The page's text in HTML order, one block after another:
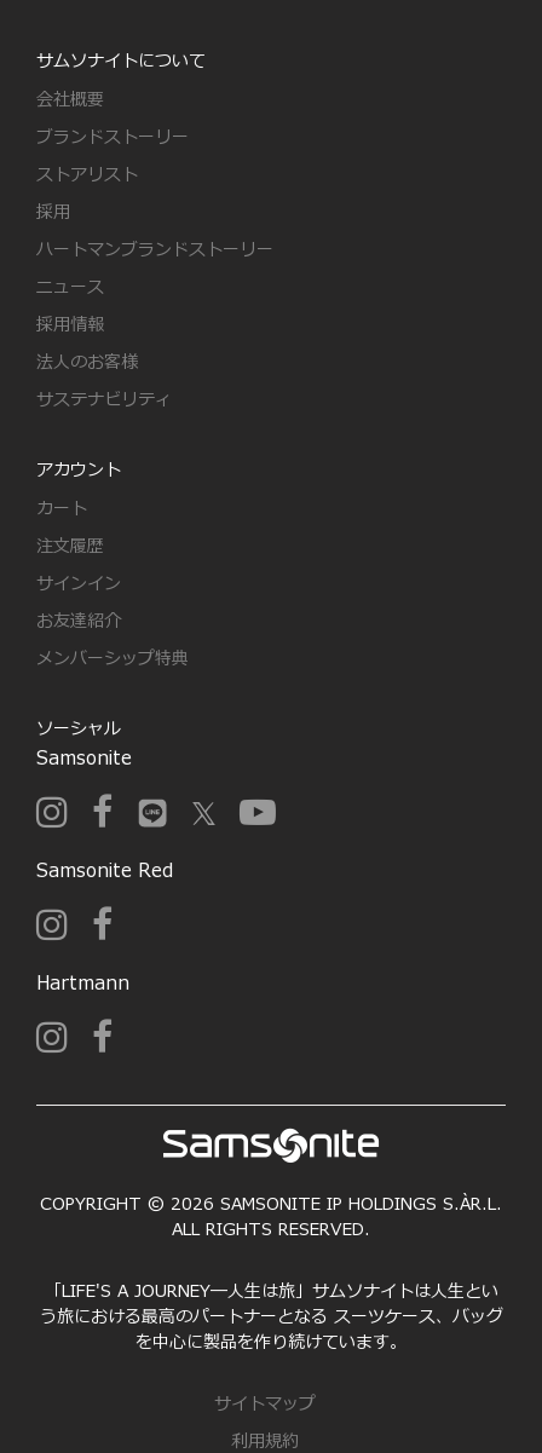
サムソナイトについて
会社概要
ブランドストーリー
ストアリスト
採用
ハートマンブランドストーリー
ニュース
採用情報
法人のお客様
サステナビリティ
アカウント
カート
注文履歴
サインイン
お友達紹介
メンバーシップ特典
ソーシャル
Samsonite
Samsonite Red
Hartmann
COPYRIGHT © 2026 SAMSONITE IP HOLDINGS S.ÀR.L.
ALL RIGHTS RESERVED.
「LIFE'S A JOURNEY―人生は旅」サムソナイトは人生とい
う旅における最高のパートナーとなる スーツケース、バッグ
を中心に製品を作り続けています。
サイトマップ
利用規約